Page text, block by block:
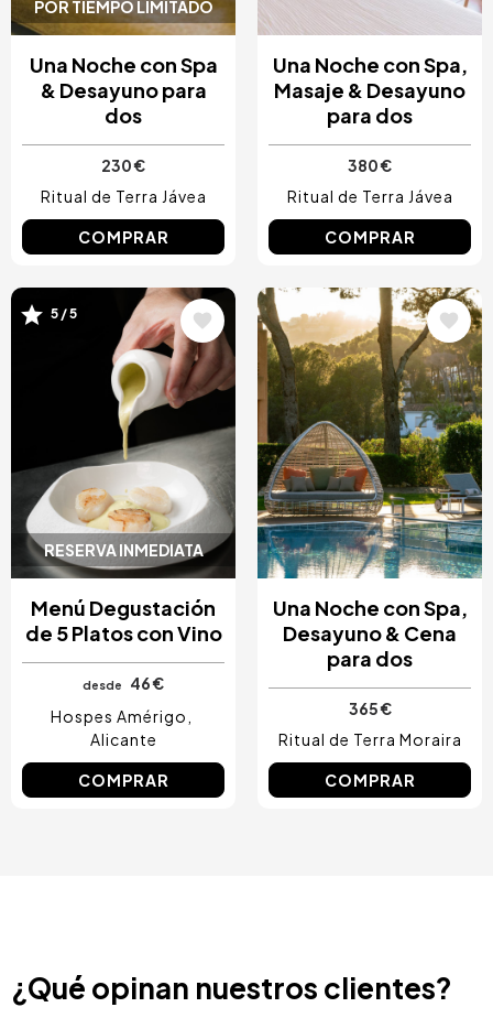
POR TIEMPO LIMITADO
Una Noche con Spa
& Desayuno para
dos
230 €
Ritual de Terra Jávea
COMPRAR
Una Noche con Spa,
Masaje & Desayuno
para dos
380 €
Ritual de Terra Jávea
COMPRAR
RESERVA INMEDIATA
Image
5 / 5
Menú Degustación
de 5 Platos con Vino
desde
46 €
Hospes Amérigo
Alicante
COMPRAR
Image
Una Noche con Spa,
Desayuno & Cena
para dos
365 €
Ritual de Terra Moraira
COMPRAR
¿Qué opinan nuestros clientes?